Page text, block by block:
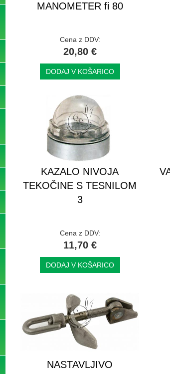
MANOMETER fi 80
Cena z DDV:
20,80 €
DODAJ V KOŠARICO
KAZALO NIVOJA
TEKOČINE S TESNILOM
3
Cena z DDV:
11,70 €
DODAJ V KOŠARICO
NASTAVLJIVO